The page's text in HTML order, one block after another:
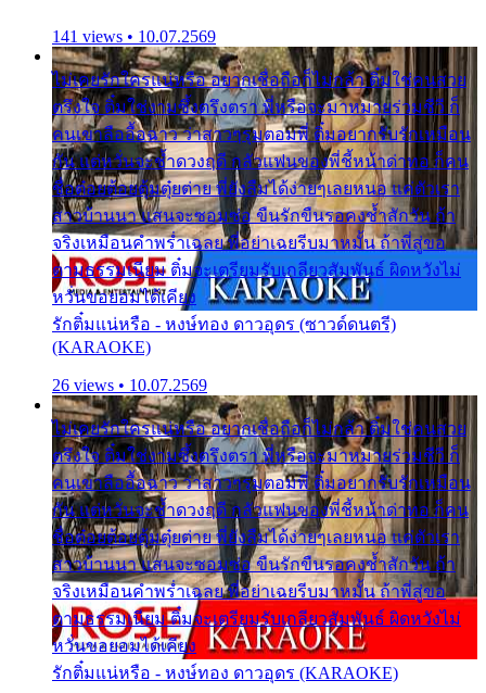
141 views • 10.07.2569
ไม่เคยรักใครแน่หรือ อยากเชื่อถือก็ไม่กล้า ติ๋มใช่คนสวย
ตรึงใจ ติ๋มใช่งามซึ้งตรึงตรา พี่หรือจะมาหมายร่วมชีวี ก็
คนเขาลืออื้อฉาว ว่าสาวๆรุมตอมพี่ ติ๋มอยากรับรักเหมือน
กัน แต่หวั่นจะช้ำดวงฤดี กลัวแฟนของพี่ชี้หน้าด่าทอ ก็คน
ชื่อต๋อยต้อยตุ้มตุ๋ยต่าย พี่ยังลืมได้ง่ายๆเลยหนอ แค่ตัวเรา
สาวบ้านนา แสนจะซอมซ่อ ขืนรักขืนรอคงช้ำสักวัน ถ้า
จริงเหมือนคำพร่ำเฉลย พี่อย่าเฉยรีบมาหมั้น ถ้าพี่สู่ขอ
ตามธรรมเนียม ติ๋มจะเตรียมรับเกลียวสัมพันธ์ ผิดหวังไม่
หวั่นขอยอมได้เคียง
รักติ๋มแน่หรือ - หงษ์ทอง ดาวอุดร (ซาวด์ดนตรี)
(KARAOKE)
26 views • 10.07.2569
ไม่เคยรักใครแน่หรือ อยากเชื่อถือก็ไม่กล้า ติ๋มใช่คนสวย
ตรึงใจ ติ๋มใช่งามซึ้งตรึงตรา พี่หรือจะมาหมายร่วมชีวี ก็
คนเขาลืออื้อฉาว ว่าสาวๆรุมตอมพี่ ติ๋มอยากรับรักเหมือน
กัน แต่หวั่นจะช้ำดวงฤดี กลัวแฟนของพี่ชี้หน้าด่าทอ ก็คน
ชื่อต๋อยต้อยตุ้มตุ๋ยต่าย พี่ยังลืมได้ง่ายๆเลยหนอ แค่ตัวเรา
สาวบ้านนา แสนจะซอมซ่อ ขืนรักขืนรอคงช้ำสักวัน ถ้า
จริงเหมือนคำพร่ำเฉลย พี่อย่าเฉยรีบมาหมั้น ถ้าพี่สู่ขอ
ตามธรรมเนียม ติ๋มจะเตรียมรับเกลียวสัมพันธ์ ผิดหวังไม่
หวั่นขอยอมได้เคียง
รักติ๋มแน่หรือ - หงษ์ทอง ดาวอุดร (KARAOKE)